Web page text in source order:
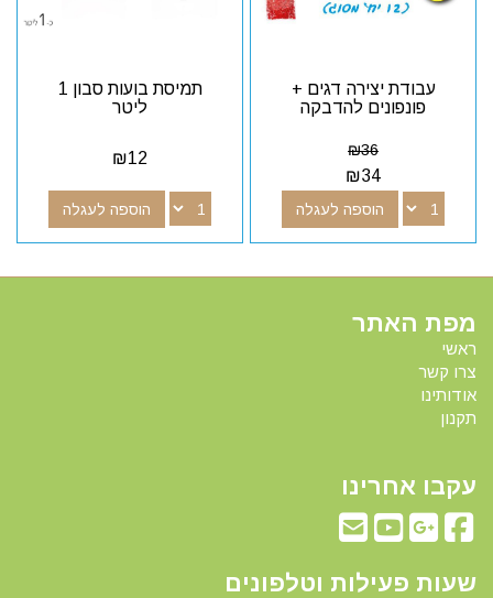
עבודת יצירה דגים +
פונפונים להדבקה
₪36
₪34
הוספה לעגלה
תמיסת בועות סבון 1
ליטר
₪12
הוספה לעגלה
מפת האתר
ראשי
צרו קשר
אודותינו
תקנון
עקבו אחרינו
שעות פעילות וטלפונים